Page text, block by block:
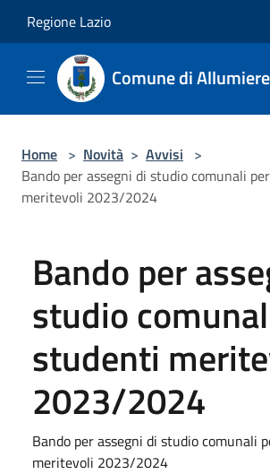
Regione Lazio
Comune di Allumiere
Home > Novità > Avvisi >
Bando per assegni di studio comunali
meritevoli 2023/2024
Bando per
studio
studenti
2023/2024
Bando per assegni di studio comunali
meritevoli 2023/2024